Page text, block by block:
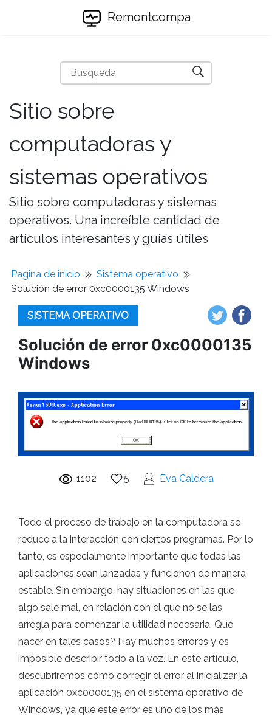
Remontcompa
Sitio sobre
computadoras y
sistemas operativos
Sitio sobre computadoras y sistemas
operativos. Una increíble cantidad de
artículos interesantes y guías útiles
Pagina de inicio
Sistema operativo
Solución de error 0xc0000135 Windows
SISTEMA OPERATIVO
Solución de error 0xc0000135
Windows
1102 5 Eva Caldera
Todo el proceso de trabajo en la computadora se
reduce a la interacción con ciertos programas. Por lo
tanto, es especialmente importante que todas las
aplicaciones sean lanzadas y funcionen de manera
estable. Sin embargo, hay situaciones en las que
algo sale mal, en relación con el que no se las
arregla para comenzar la utilidad necesaria. Qué
hacer en tales casos? Hay muchos errores y es
imposible describir todo a la vez. En este artículo,
descubriremos cómo corregir el error al inicializar la
aplicación 0xc0000135 en el sistema operativo de
Windows, ya que este error es uno de los más